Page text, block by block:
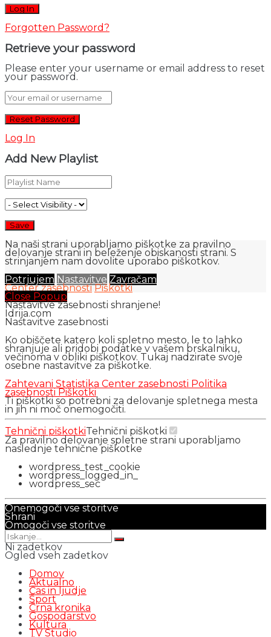
Forgotten Password?
Retrieve your password
Please enter your username or email address to reset
your password.
Log In
Add New Playlist
Na naši strani uporabljamo piškotke za pravilno
delovanje strani in beleženje obiskanosti strani. S
strinjanjem nam dovolite uporabo piškotkov.
Potrjujem Nastavitve Zavračam
Center zasebnosti Piškotki
Close Popup
Nastavitve zasebnosti shranjene!
Idrija.com
Nastavitve zasebnosti
Ko obiščete katero koli spletno mesto, le to lahko
shranjuje ali pridobi podatke v vašem brskalniku,
večinoma v obliki piškotkov. Tukaj nadzirate svoje
osebne nastavitve za piškotke.
Zahtevani Statistika Center zasebnosti Politika
zasebnostiPiškotki
Ti piškotki so potrebni za delovanje spletnega mesta
in jih ni moč onemogočiti.
Tehnični piškotkiTehnični piškotki
Za pravilno delovanje spletne strani uporabljamo
naslednje tehnične piškotke
wordpress_test_cookie
wordpress_logged_in_
wordpress_sec
Onemogoči vse storitve
Shrani
Omogoči vse storitve
Ni zadetkov
Ogled vseh zadetkov
Domov
Aktualno
Čas in ljudje
Šport
Črna kronika
Gospodarstvo
Kultura
TV Studio